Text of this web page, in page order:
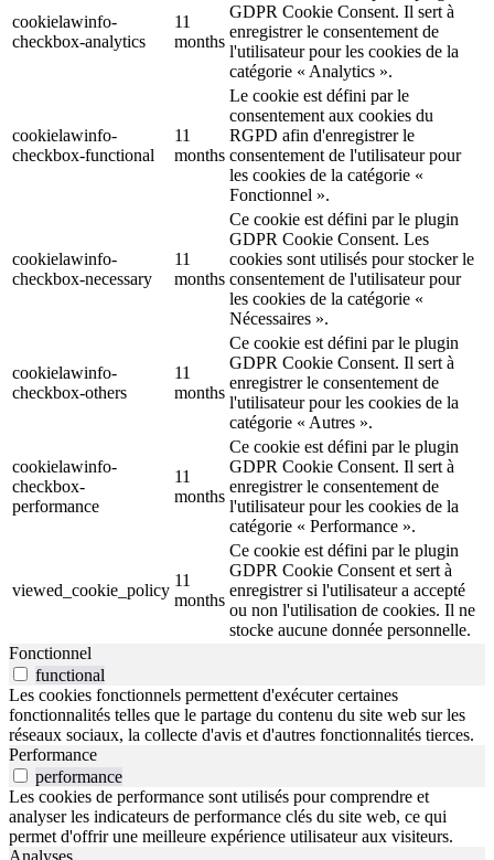
cookielawinfo-
checkbox-analytics
11
months
GDPR Cookie Consent. Il sert à
enregistrer le consentement de
l'utilisateur pour les cookies de la
catégorie « Analytics ».
cookielawinfo-
checkbox-functional
11
months
Le cookie est défini par le
consentement aux cookies du
RGPD afin d'enregistrer le
consentement de l'utilisateur pour
les cookies de la catégorie «
Fonctionnel ».
cookielawinfo-
checkbox-necessary
11
months
Ce cookie est défini par le plugin
GDPR Cookie Consent. Les
cookies sont utilisés pour stocker le
consentement de l'utilisateur pour
les cookies de la catégorie «
Nécessaires ».
cookielawinfo-
checkbox-others
11
months
Ce cookie est défini par le plugin
GDPR Cookie Consent. Il sert à
enregistrer le consentement de
l'utilisateur pour les cookies de la
catégorie « Autres ».
cookielawinfo-
checkbox-
performance
11
months
Ce cookie est défini par le plugin
GDPR Cookie Consent. Il sert à
enregistrer le consentement de
l'utilisateur pour les cookies de la
catégorie « Performance ».
viewed_cookie_policy
11
months
Ce cookie est défini par le plugin
GDPR Cookie Consent et sert à
enregistrer si l'utilisateur a accepté
ou non l'utilisation de cookies. Il ne
stocke aucune donnée personnelle.
Fonctionnel
functional
Les cookies fonctionnels permettent d'exécuter certaines
fonctionnalités telles que le partage du contenu du site web sur les
réseaux sociaux, la collecte d'avis et d'autres fonctionnalités tierces.
Performance
performance
Les cookies de performance sont utilisés pour comprendre et
analyser les indicateurs de performance clés du site web, ce qui
permet d'offrir une meilleure expérience utilisateur aux visiteurs.
Analyses